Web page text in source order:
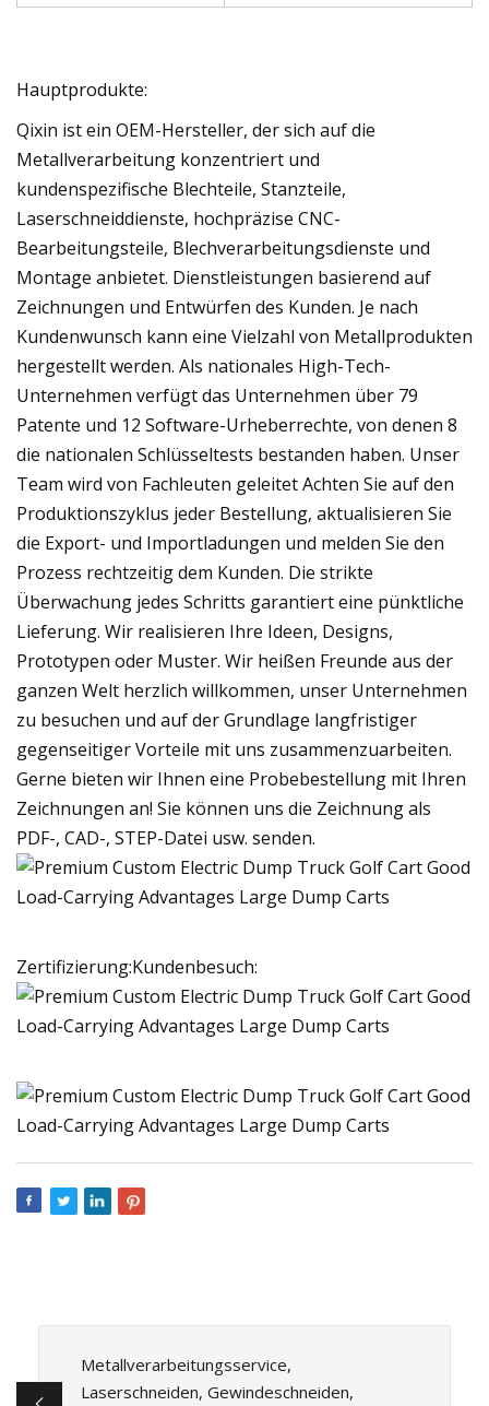
Hauptprodukte:
Qixin ist ein OEM-Hersteller, der sich auf die
Metallverarbeitung konzentriert und
kundenspezifische Blechteile, Stanzteile,
Laserschneiddienste, hochpräzise CNC-
Bearbeitungsteile, Blechverarbeitungsdienste und
Montage anbietet. Dienstleistungen basierend auf
Zeichnungen und Entwürfen des Kunden. Je nach
Kundenwunsch kann eine Vielzahl von Metallprodukten
hergestellt werden. Als nationales High-Tech-
Unternehmen verfügt das Unternehmen über 79
Patente und 12 Software-Urheberrechte, von denen 8
die nationalen Schlüsseltests bestanden haben. Unser
Team wird von Fachleuten geleitet Achten Sie auf den
Produktionszyklus jeder Bestellung, aktualisieren Sie
die Export- und Importladungen und melden Sie den
Prozess rechtzeitig dem Kunden. Die strikte
Überwachung jedes Schritts garantiert eine pünktliche
Lieferung. Wir realisieren Ihre Ideen, Designs,
Prototypen oder Muster. Wir heißen Freunde aus der
ganzen Welt herzlich willkommen, unser Unternehmen
zu besuchen und auf der Grundlage langfristiger
gegenseitiger Vorteile mit uns zusammenzuarbeiten.
Gerne bieten wir Ihnen eine Probebestellung mit Ihren
Zeichnungen an! Sie können uns die Zeichnung als
PDF-, CAD-, STEP-Datei usw. senden.
Zertifizierung:Kundenbesuch:
Metallverarbeitungsservice,
Laserschneiden, Gewindeschneiden,